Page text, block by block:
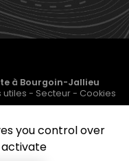
à Bourgoin-Jallieu
utiles - Secteur- Cookies
site Internet
you control over